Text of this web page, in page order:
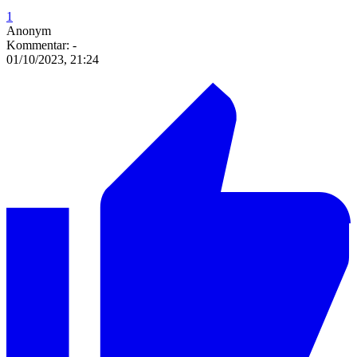
1
Anonym
Kommentar: -
01/10/2023, 21:24